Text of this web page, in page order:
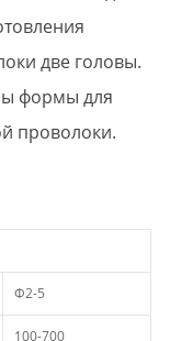
две головы.
формы для
проволоки.
Ф2-5
100-700